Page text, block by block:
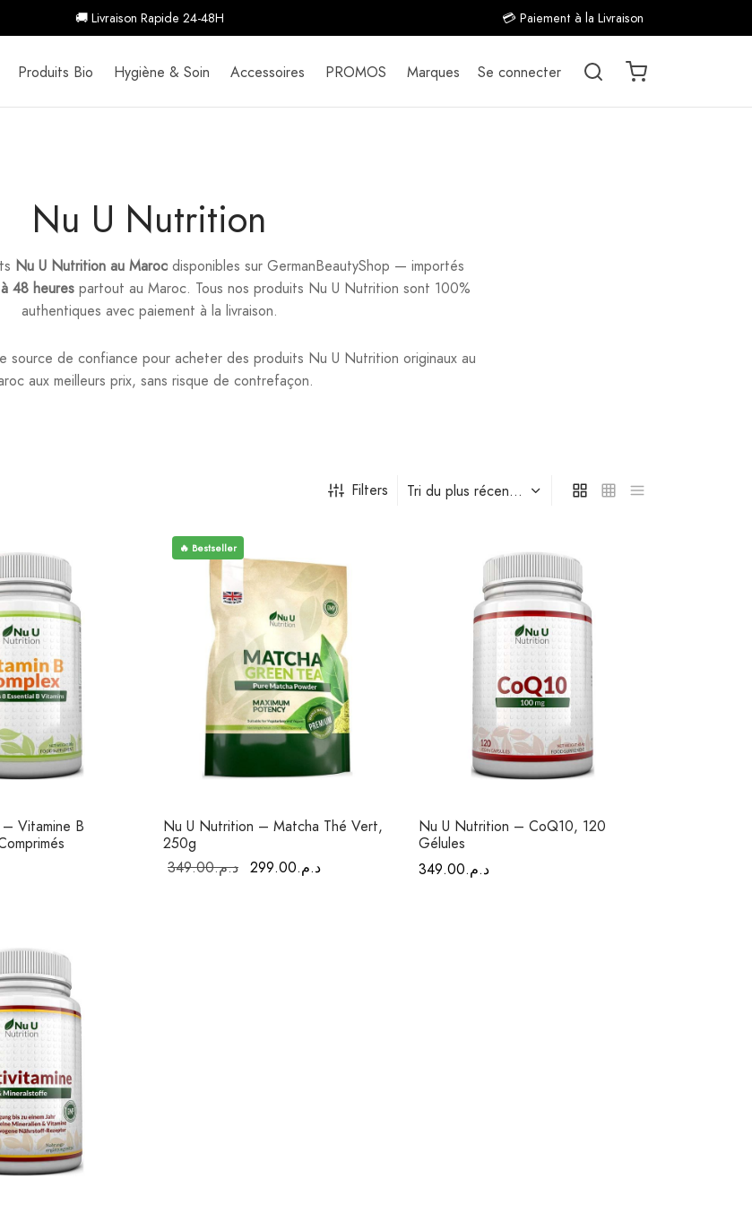
🚚 Livraison Rapide 24-48H 💳 Paiement à la Livraison
Produits Bio Hygiène & Soin Accessoires PROMOS Marques Se connecter
Nu U Nutrition
Nu U Nutrition au Marocdisponibles sur GermanBeautyShop — importés
48 heures partout au Maroc. Tous nos produits Nu U Nutrition sont 100%
authentiques avec paiement à la livraison.
source de confiance pour acheter des produits Nu U Nutrition originaux au
aux meilleurs prix, sans risque de contrefaçon.
Filters
Vitamine B
🔥 Bestseller
Nu U Nutrition – Matcha Thé Vert,
250g
د.م.349.00
Le prix د.م.299.00
Nu U Nutrition – CoQ10, 120
Gélules
د.م.349.00